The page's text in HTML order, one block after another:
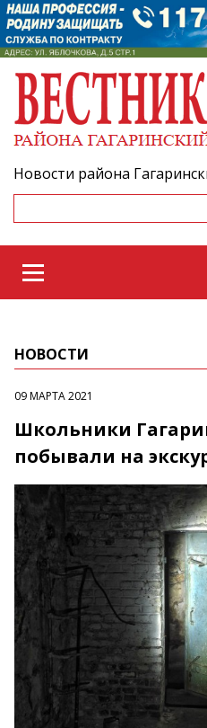
Новости района
НОВОСТИ
09 МАРТА 2021
Школьники
побывали на